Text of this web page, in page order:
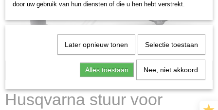
Voorraad: 0
Husqvarna stuur voor
door uw gebruik van hun diensten of die u hen hebt verstrekt.
Later opnieuw tonen Selectie toestaan
Alles toestaan Nee, niet akkoord